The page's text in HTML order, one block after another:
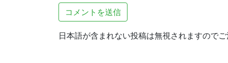
日本語が含まれない投稿は無視されますので